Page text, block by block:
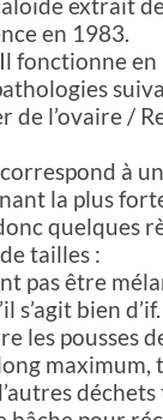
en 1983.
fonctionne
de l’ovaire /
à
la plus
quelques
tailles :
pas être
s’agit bien d’if.
les pousses
maximum,